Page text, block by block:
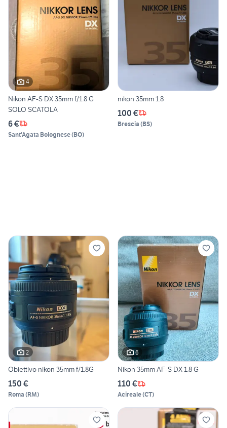
4
Nikon AF-S DX 35mm f/1.8 G
SOLO SCATOLA
6 €
Sant'Agata Bolognese(BO)
nikon 35mm 1.8
100 €
Brescia (BS)
2
Obiettivo nikon 35mm f/1.8G
150 €
Roma (RM)
6
Nikon 35mm AF-S DX 1.8 G
110 €
Acireale(CT)